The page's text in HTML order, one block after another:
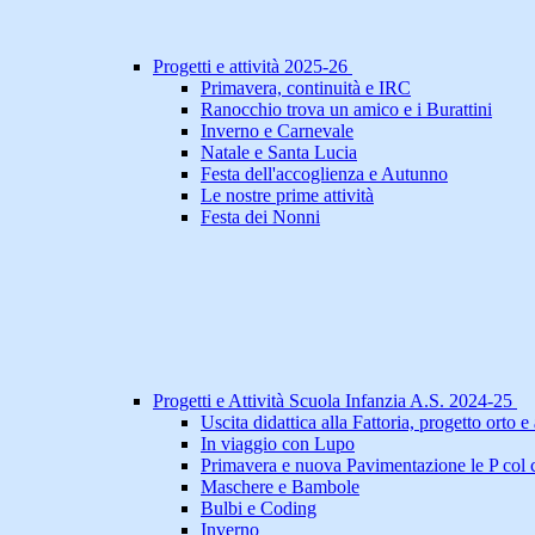
Progetti e attività 2025-26
Primavera, continuità e IRC
Ranocchio trova un amico e i Burattini
Inverno e Carnevale
Natale e Santa Lucia
Festa dell'accoglienza e Autunno
Le nostre prime attività
Festa dei Nonni
Progetti e Attività Scuola Infanzia A.S. 2024-25
Uscita didattica alla Fattoria, progetto orto e
In viaggio con Lupo
Primavera e nuova Pavimentazione le P col
Maschere e Bambole
Bulbi e Coding
Inverno